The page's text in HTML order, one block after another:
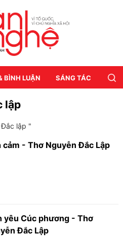
BÌNH LUẬN SÁNG TÁC
lập
lập "
cảm - Thơ Nguyễn Đắc Lập
yêu Cúc phương - Thơ
Đắc Lập